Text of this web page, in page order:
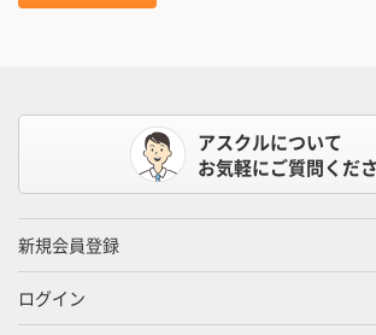
アスクルについて
お気軽にご質問くださ
新規会員登録
ログイン